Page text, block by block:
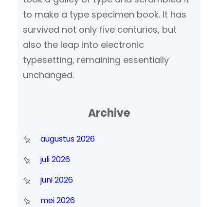
to make a type specimen book. It has
survived not only five centuries, but
also the leap into electronic
typesetting, remaining essentially
unchanged.
Archive
augustus 2026
juli 2026
juni 2026
mei 2026